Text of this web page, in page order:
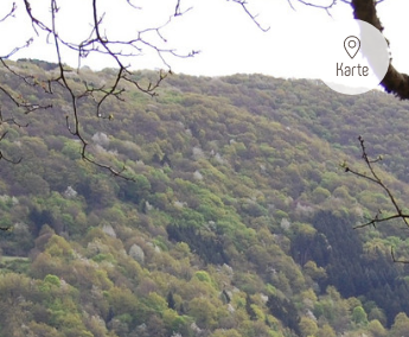
Karte